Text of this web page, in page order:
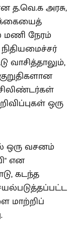
த.வெ.க அரசு,
மணி நேரம்
நிதியமைச்சர்
வாசித்தாலும்,
ஒரு
ஒரு வசனம்
என
கடந்த
மாற்றிப்